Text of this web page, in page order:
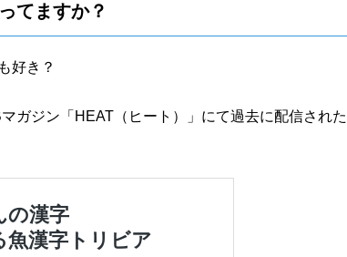
てますか？
好き？
ガジン「HEAT（ヒート）」にて過去に配信された